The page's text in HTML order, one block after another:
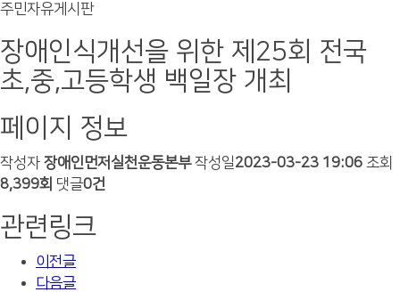
주민자유게시판
장애인식개선을 위한 제25회 전국
초,중,고등학생 백일장 개최
페이지 정보
작성자 장애인먼저실천운동본부 작성일2023-03-23 19:06 조회
8,399회 댓글0건
관련링크
이전글
다음글